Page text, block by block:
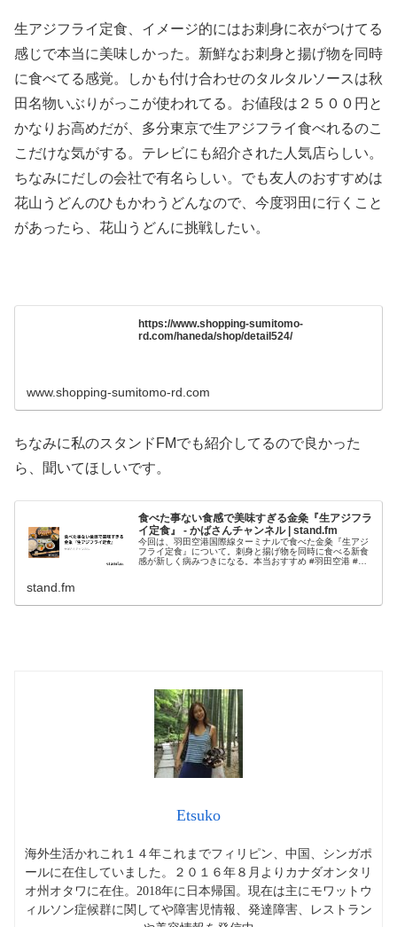
生アジフライ定食、イメージ的にはお刺身に衣がつけてる
感じで本当に美味しかった。新鮮なお刺身と揚げ物を同時
に食べてる感覚。しかも付け合わせのタルタルソースは秋
田名物いぶりがっこが使われてる。お値段は２５００円と
かなりお高めだが、多分東京で生アジフライ食べれるのこ
こだけな気がする。テレビにも紹介された人気店らしい。
ちなみにだしの会社で有名らしい。でも友人のおすすめは
花山うどんのひもかわうどんなので、今度羽田に行くこと
があったら、花山うどんに挑戦したい。
https://www.shopping-sumitomo-
rd.com/haneda/shop/detail524/
www.shopping-sumitomo-rd.com
ちなみに私のスタンドFMでも紹介してるので良かった
ら、聞いてほしいです。
食べた事ない食感で美味すぎる金粂『生アジフラ
イ定食』 - かばさんチャンネル | stand.fm
今回は、羽田空港国際線ターミナルで食べた金粂『生アジ
フライ定食』について。刺身と揚げ物を同時に食べる新食
感が新しく病みつきになる。本当おすすめ #羽田空港 #グ
stand.fm
Etsuko
海外生活かれこれ１４年これまでフィリピン、中国、シンガポ
ールに在住していました。２０１６年８月よりカナダオンタリ
オ州オタワに在住。2018年に日本帰国。現在は主にモワットウ
ィルソン症候群に関してや障害児情報、発達障害、レストラン